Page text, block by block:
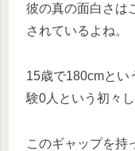
彼の真の面白さは
されているよね。
15歳で180cmとい
験0人という初々し
このギャップを持